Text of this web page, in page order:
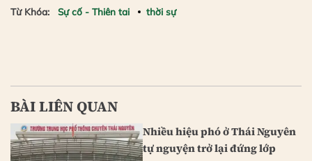
Từ Khóa: Sự cố - Thiên tai thời sự
BÀI LIÊN QUAN
Nhiều hiệu phó ở Thái Nguyên
tự nguyện trở lại đứng lớp